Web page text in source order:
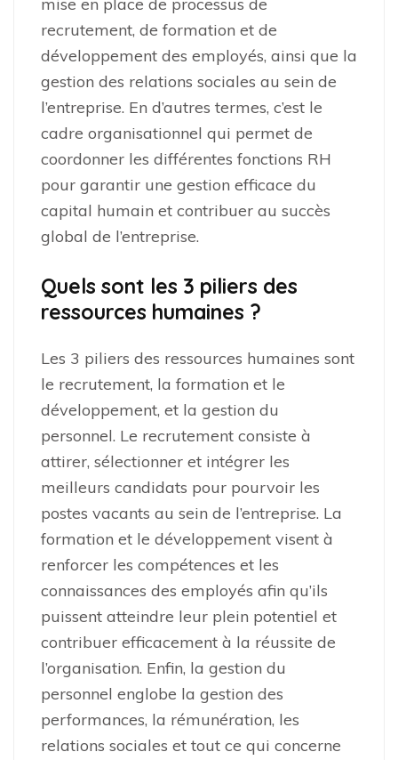
recrutement, de formation et de
développement des employés, ainsi que la
gestion des relations sociales au sein de
l’entreprise. En d’autres termes, c’est le
cadre organisationnel qui permet de
coordonner les différentes fonctions RH
pour garantir une gestion efficace du
capital humain et contribuer au succès
global de l’entreprise.
Quels sont les 3 piliers des
ressources humaines ?
Les 3 piliers des ressources humaines sont
le recrutement, la formation et le
développement, et la gestion du
personnel. Le recrutement consiste à
attirer, sélectionner et intégrer les
meilleurs candidats pour pourvoir les
postes vacants au sein de l’entreprise. La
formation et le développement visent à
renforcer les compétences et les
connaissances des employés afin qu’ils
puissent atteindre leur plein potentiel et
contribuer efficacement à la réussite de
l’organisation. Enfin, la gestion du
personnel englobe la gestion des
performances, la rémunération, les
relations sociales et tout ce qui concerne